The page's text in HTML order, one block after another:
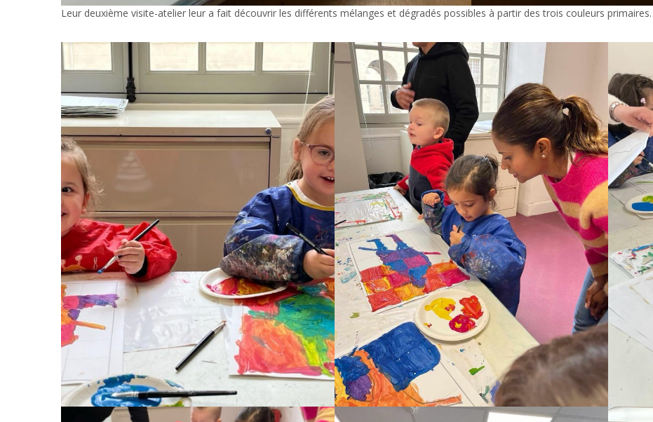
Leur deuxième visite-atelier leur a fait découvrir les différents mélanges et dégradés possibles à partir des trois couleurs primaires.